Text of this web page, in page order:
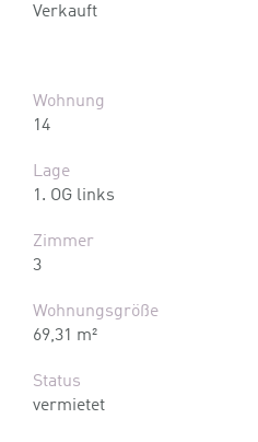
Verkauft
Wohnung
14
Lage
1. OG links
Zimmer
3
Wohnungsgröße
69,31 m²
Status
vermietet